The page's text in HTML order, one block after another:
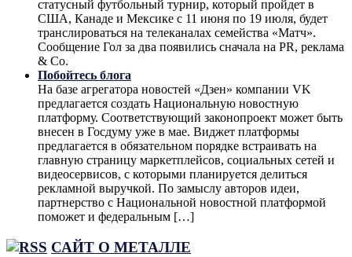
статусный футбольный турнир, который пройдет в
США, Канаде и Мексике с 11 июня по 19 июля, будет
транслироваться на телеканалах семейства «Матч».
Сообщение Гол за два появились сначала на PR, реклама
& Co.
Побойтесь блога
На базе агрегатора новостей «Дзен» компании VK
предлагается создать Национальную новостную
платформу. Соответствующий законопроект может быть
внесен в Госдуму уже в мае. Виджет платформы
предлагается в обязательном порядке встраивать на
главную страницу маркетплейсов, социальных сетей и
видеосервисов, с которыми планируется делиться
рекламной выручкой. По замыслу авторов идеи,
партнерство с Национальной новостной платформой
поможет и федеральным […]
САЙТ О МЕТАЛЛЕ